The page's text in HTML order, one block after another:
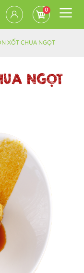
0
XỐT CHUA NGỌT
NGỌT